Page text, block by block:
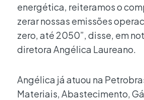
energética, reiteramos o
zerar nossas emissões
zero, até 2050”, disse, em
diretora Angélica Laureano.
Angélica já atuou na
Materiais, Abastecimento,